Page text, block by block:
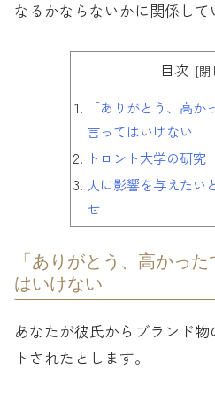
なるかならないかに関係して
目次
「ありがとう、高か
言ってはいけない
トロント大学の研究
人に影響を与えたい
せ
「ありがとう、高かっ
はいけない
あなたが彼氏からブランド
トされたとします。